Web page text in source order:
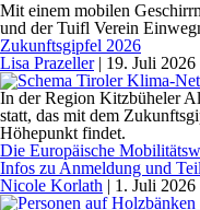
Mit einem mobilen
und der Tuifl Verein
Zukunftsgipfel 2026
Lisa Prazeller | 19. Juli 2026
In der Region Kitzbüheler
statt, das mit dem
Höhepunkt findet.
Die Europäische
Infos zu Anmeldung und
Nicole Korlath | 1. Juli 2026